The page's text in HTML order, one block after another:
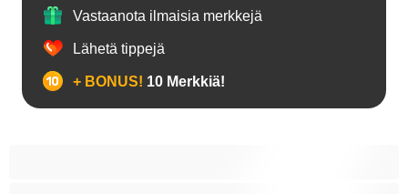
Vastaanota ilmaisia merkkejä
Lähetä tippejä
+ BONUS! 10 Merkkiä!